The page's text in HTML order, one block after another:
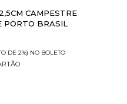
CAMPESTRE
PORTO BRASIL
DE 2%) NO BOLETO